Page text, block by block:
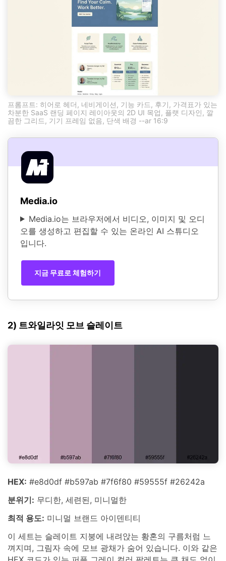
프롬프트: 히어로 헤더, 네비게이션, 기능 카드, 후기, 가격표가 있는
차분한 SaaS 랜딩 페이지 레이아웃의 2D UI 목업, 플랫 디자인, 깔
끔한 그리드, 기기 프레임 없음, 단색 배경 --ar 16:9
Media.io
Media.io는 브라우저에서 비디오, 이미지 및 오디
오를 생성하고 편집할 수 있는 온라인 AI 스튜디오
입니다.
지금 무료로 체험하기
2) 트와일라잇 모브 슬레이트
HEX: #e8d0df #b597ab #7f6f80 #59555f #26242a
분위기: 무디한, 세련된, 미니멀한
최적 용도: 미니멀 브랜드 아이덴티티
이 세트는 슬레이트 지붕에 내려앉는 황혼의 구름처럼 느
껴지며, 그림자 속에 모브 광채가 숨어 있습니다. 이와 같은